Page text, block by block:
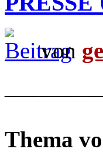
von
Thema